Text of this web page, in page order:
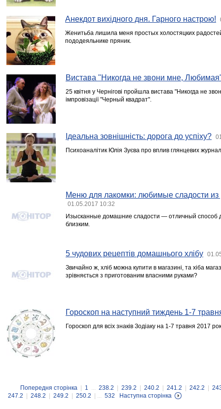
Анекдот вихідного дня. Гарного настрою!
Женитьба лишила меня простых холостяцких
пододеяльнике пряник.
Вистава "Никогда не звони мне,
25 квітня у Чернігові пройшла вистава "Никогда не
імпровізації "Черный квадрат".
Ідеальна зовнішність: дорога до успіху?
Психоаналітик Юлія Зуєва про вплив глянцевих
Меню для лакомки: любимые сладости из
01.05.2017 10:32
Изысканные домашние сладости — отличный способ
близким.
5 чудових рецептів домашнього хлібу
Звичайно ж, хліб можна купити в магазині, та хіба
зрівняється з приготованим власними руками?
Гороскоп на наступний тиждень 1-7
Гороскоп для всіх знаків Зодіаку на 1-7 травня 2017
Попередня сторінка 1 ... 238.2 239.2 240.2 241.2 242.2
247.2
248.2 249.2 250.2 | ... 532 Наступна сторінка